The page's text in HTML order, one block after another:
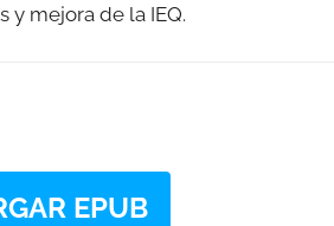
y mejora de la IEQ.
EPUB